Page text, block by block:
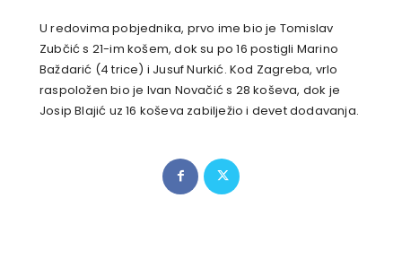
U redovima pobjednika, prvo ime bio je Tomislav
Zubčić s 21-im košem, dok su po 16 postigli Marino
Baždarić (4 trice) i Jusuf Nurkić. Kod Zagreba, vrlo
raspoložen bio je Ivan Novačić s 28 koševa, dok je
Josip Blajić uz 16 koševa zabilježio i devet dodavanja.